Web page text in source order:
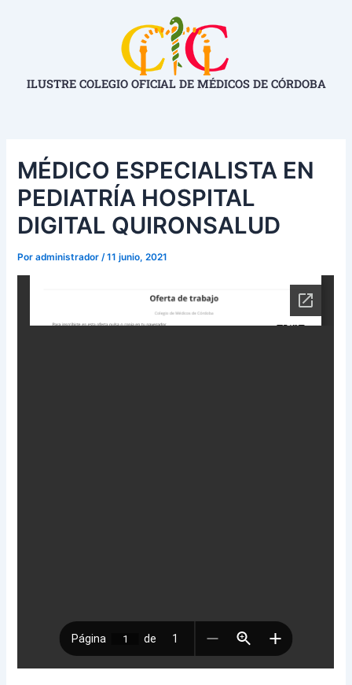
ILUSTRE COLEGIO OFICIAL DE MÉDICOS DE CÓRDOBA
MÉDICO ESPECIALISTA EN
PEDIATRÍA HOSPITAL
DIGITAL QUIRONSALUD
Poradministrador /11 junio, 2021